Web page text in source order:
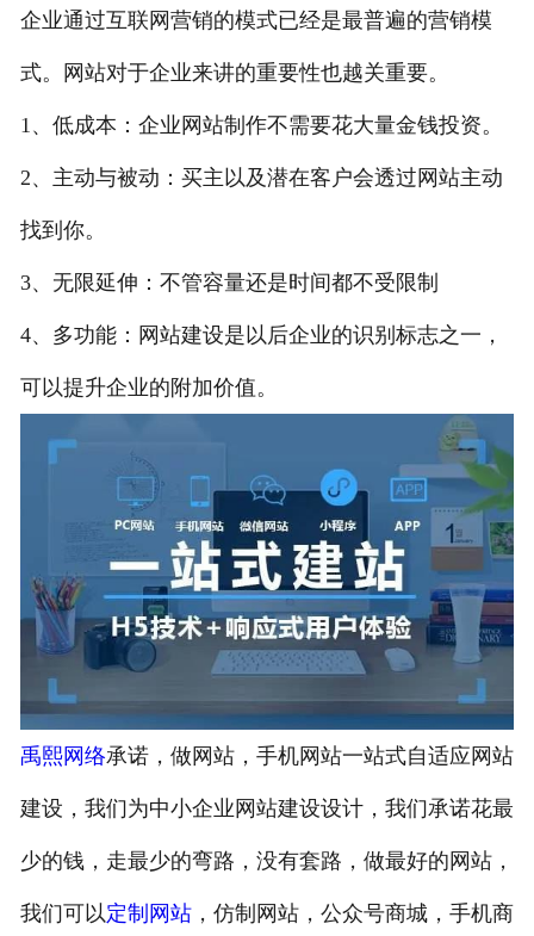
企业通过互联网营销的模式已经是最普遍的营销模
式。网站对于企业来讲的重要性也越关重要。
1、低成本：企业网站制作不需要花大量金钱投资。
2、主动与被动：买主以及潜在客户会透过网站主动
找到你。
3、无限延伸：不管容量还是时间都不受限制
4、多功能：网站建设是以后企业的识别标志之一，
可以提升企业的附加价值。
禹熙网络承诺，做网站，手机网站一站式自适应网站
建设，我们为中小企业网站建设设计，我们承诺花最
少的钱，走最少的弯路，没有套路，做最好的网站，
我们可以定制网站，仿制网站，公众号商城，手机商